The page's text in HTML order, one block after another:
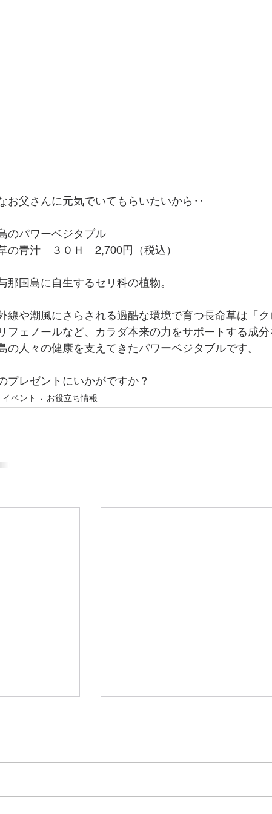
お父さんに元気でいてもらいたいから‥
のパワーベジタブル
の青汁　３０Ｈ　2,700円（税込）
那国島に自生するセリ科の植物。
線や潮風にさらされる過酷な環境で育つ長命草は「
フェノールなど、カラダ本来の力をサポートする成
の人々の健康を支えてきたパワーベジタブルです。
プレゼントにいかがですか？
イベント お役立ち情報
ル🌞